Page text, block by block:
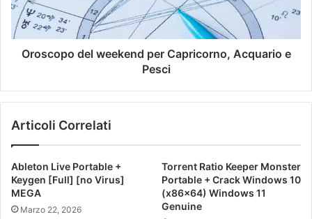
Oroscopo del weekend per Capricorno, Acquario e
Pesci
Articoli Correlati
Ableton Live Portable +
Keygen [Full] [no Virus]
MEGA
Marzo 22, 2026
Torrent Ratio Keeper Monster
Portable + Crack Windows 10
(x86x64) Windows 11
Genuine